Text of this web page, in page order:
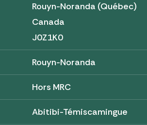
Rouyn-Noranda (Québec)
Canada
J0Z1K0
Rouyn-Noranda
Hors MRC
Abitibi-Témiscamingue